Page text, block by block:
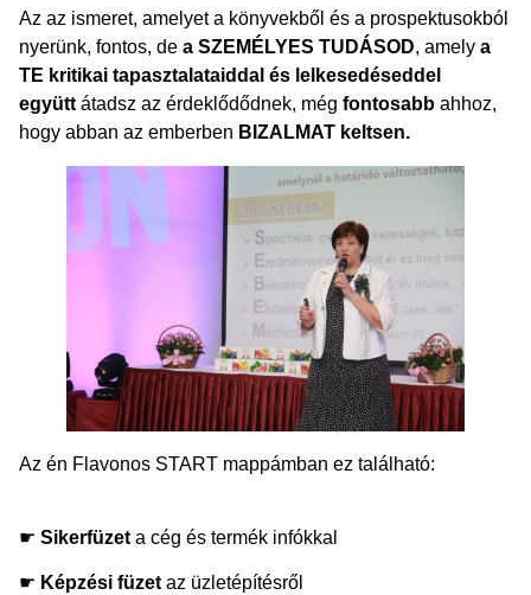
Az az ismeret, amelyet a könyvekből és a prospektusokból
nyerünk, fontos, de a SZEMÉLYES TUDÁSOD, amely a
TE kritikai tapasztalataiddal és lelkesedéseddel
együtt átadsz az érdeklődődnek, még fontosabb ahhoz,
hogy abban az emberben BIZALMAT keltsen.
Az én Flavonos START mappámban ez található:
☛ Sikerfüzet a cég és termék infókkal
☛ Képzési füzet az üzletépítésről